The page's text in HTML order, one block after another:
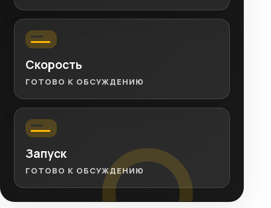
Скорость
ГОТОВО К ОБСУЖДЕНИЮ
Запуск
ГОТОВО К ОБСУЖДЕНИЮ